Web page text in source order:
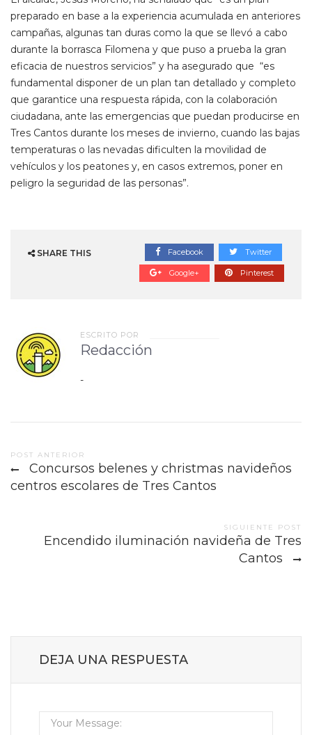
preparado en base a la experiencia acumulada en anteriores
campañas, algunas tan duras como la que se llevó a cabo
durante la borrasca Filomena y que puso a prueba la gran
eficacia de nuestros servicios” y ha asegurado que “es
fundamental disponer de un plan tan detallado y completo
que garantice una respuesta rápida, con la colaboración
ciudadana, ante las emergencias que puedan producirse en
Tres Cantos durante los meses de invierno, cuando las bajas
temperaturas o las nevadas dificulten la movilidad de
vehículos y los peatones y, en casos extremos, poner en
peligro la seguridad de las personas”.
SHARE THIS Facebook Twitter
Google+ Pinterest
ESCRITO POR
Redacción
-
Post
navigation
POST ANTERIOR
Concursos belenes y christmas navideños
centros escolares de Tres Cantos
SIGUIENTE POST
Encendido iluminación navideña de Tres
Cantos
DEJA UNA RESPUESTA